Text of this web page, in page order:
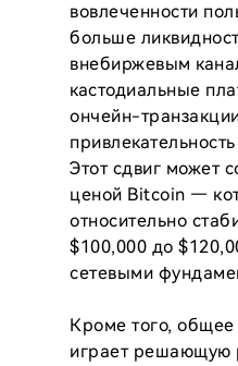
вовлеченности
больше
внебиржевым
кастодиальные
ончейн-
Этот сдвиг может
ценой Bitcoin —
относительно
$100,000 до
сетевыми
Кроме того,
играет решающую